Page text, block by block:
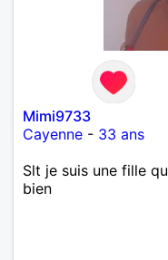
Mimi9733
Cayenne - 33 ans
Slt je suis une fille
bien